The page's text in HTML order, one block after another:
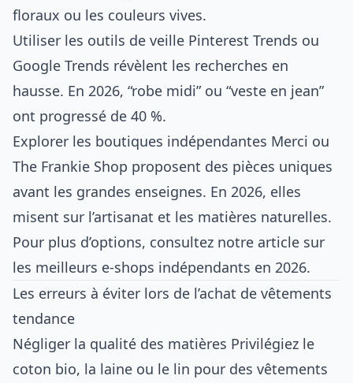
floraux ou les couleurs vives.
Utiliser les outils de veille Pinterest Trends ou
Google Trends révèlent les recherches en
hausse. En 2026, “robe midi” ou “veste en jean”
ont progressé de 40 %.
Explorer les boutiques indépendantes Merci ou
The Frankie Shop proposent des pièces uniques
avant les grandes enseignes. En 2026, elles
misent sur l’artisanat et les matières naturelles.
Pour plus d’options, consultez notre article sur
les meilleurs e-shops indépendants en 2026.
Les erreurs à éviter lors de l’achat de vêtements
tendance
Négliger la qualité des matières Privilégiez le
coton bio, la laine ou le lin pour des vêtements